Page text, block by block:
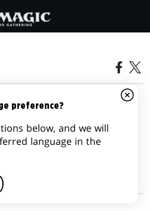
的新传奇
preference?
below, and we will
language in the